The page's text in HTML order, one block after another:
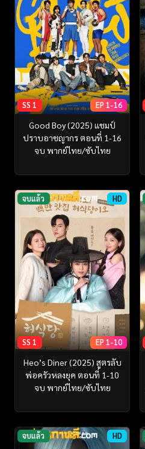
SS 1 EP 1-16
Good Boy (2025) แชมป์
ปราบอาชญากร ตอนที่ 1-16
จบ พากย์ไทย/ซับไทย
จบแล้ว HD
SS 1 EP 1-10
Heo’s Diner (2025) สูตรลับ
พ่อครัวหลงยุค ตอนที่ 1-10
จบ พากย์ไทย/ซับไทย
จบแล้ว HD